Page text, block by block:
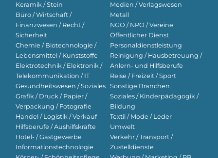
Keramik / Stein
Büro / Wirtschaft /
Finanzwesen / Recht /
Sicherheit
Chemie / Biotechnologie /
Lebensmittel / Kunststoffe
Elektrotechnik / Elektronik /
Telekommunikation / IT
Gesundheitswesen / Soziales
Grafik / Druck / Papier /
Verpackung / Fotografie
Handel / Logistik / Verkauf
Hilfsberufe / Aushilfskräfte
Hotel- / Gastgewerbe
Informationstechnologie
Medien / Verlagswesen
Metall
NGO / NPO / Vereine
Öffentlicher Dienst
Personaldienstleistung
Reinigung / Hausbetreuung /
Anlern- und Hilfsberufe
Reise / Freizeit / Sport
Sonstige Branchen
Soziales / Kinderpädagogik /
Bildung
Textil / Mode / Leder
Umwelt
Verkehr / Transport /
Zustelldienste